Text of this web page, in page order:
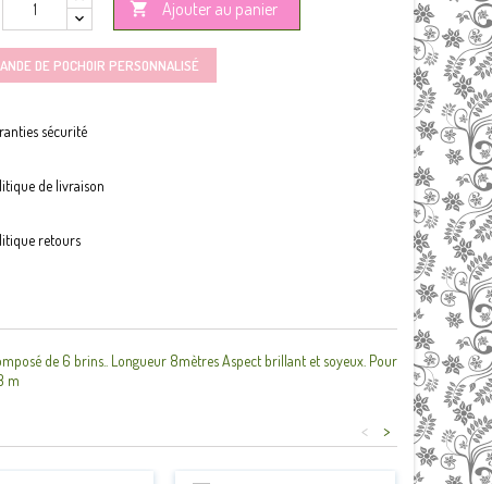
 Ajouter au panier
DE POCHOIR PERSONNALISÉ
sécurité
de livraison
retours
de 6 brins.. Longueur 8mètres Aspect brillant et soyeux. Pour
m
>
<